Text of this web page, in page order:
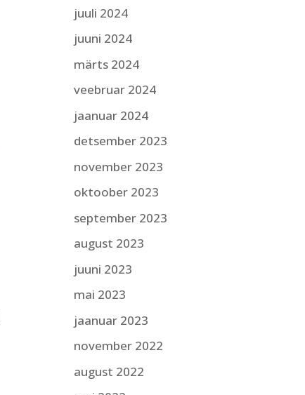
juuli 2024
juuni 2024
märts 2024
veebruar 2024
jaanuar 2024
detsember 2023
november 2023
oktoober 2023
september 2023
august 2023
juuni 2023
mai 2023
jaanuar 2023
november 2022
august 2022